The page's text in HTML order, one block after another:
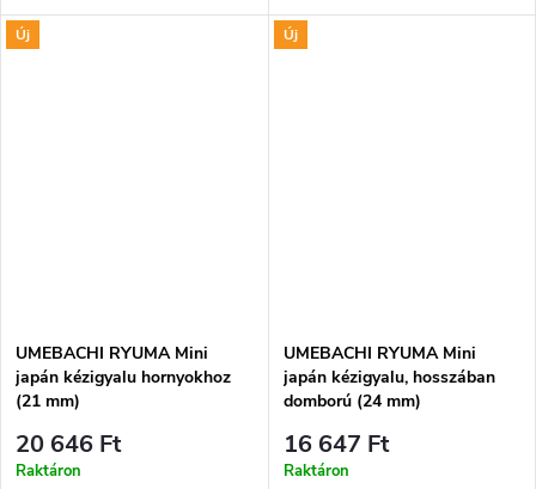
szimpla famegmunkáláshoz.
Edzett szénacélból készült, 35
hornyokhoz és barázdák
belsejének kiegyenlítéséhez.
Új
UMEBACHI RYUMA Mini
japán kézigyalu hornyokhoz
(21 mm)
20 646 Ft
Raktáron
Új
UMEBACHI RYUMA Mini
japán kézigyalu, hosszában
domború (24 mm)
16 647 Ft
Raktáron